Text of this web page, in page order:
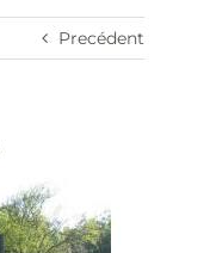
Precédent